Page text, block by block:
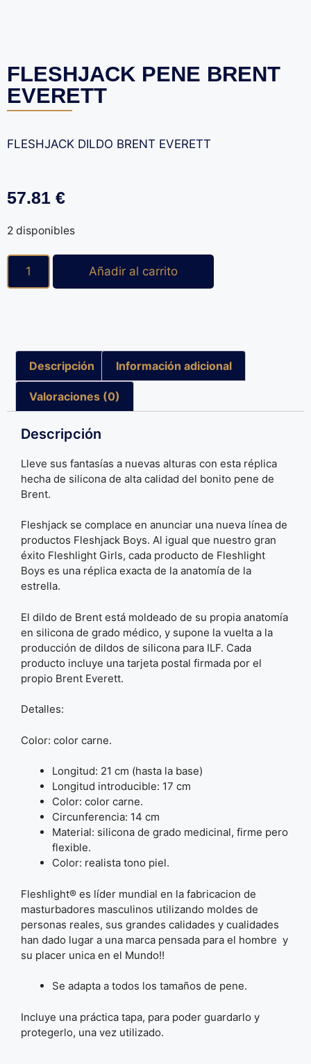
FLESHJACK PENE BRENT
EVERETT
FLESHJACK DILDO BRENT EVERETT
57.81 €
2 disponibles
Añadir al carrito
Descripción Información adicional
Valoraciones (0)
Descripción
Lleve sus fantasías a nuevas alturas con esta réplica
hecha de silicona de alta calidad del bonito pene de
Brent.
Fleshjack se complace en anunciar una nueva línea de
productos Fleshjack Boys. Al igual que nuestro gran
éxito Fleshlight Girls, cada producto de Fleshlight
Boys es una réplica exacta de la anatomía de la
estrella.
El dildo de Brent está moldeado de su propia anatomía
en silicona de grado médico, y supone la vuelta a la
producción de dildos de silicona para ILF. Cada
producto incluye una tarjeta postal firmada por el
propio Brent Everett.
Detalles:
Color: color carne.
Longitud: 21 cm (hasta la base)
Longitud introducible: 17 cm
Color: color carne.
Circunferencia: 14 cm
Material: silicona de grado medicinal, firme pero
flexible.
Color: realista tono piel.
Fleshlight® es líder mundial en la fabricacion de
masturbadores masculinos utilizando moldes de
personas reales, sus grandes calidades y cualidades
han dado lugar a una marca pensada para el hombre y
su placer unica en el Mundo!!
Se adapta a todos los tamaños de pene.
Incluye una práctica tapa, para poder guardarlo y
protegerlo, una vez utilizado.